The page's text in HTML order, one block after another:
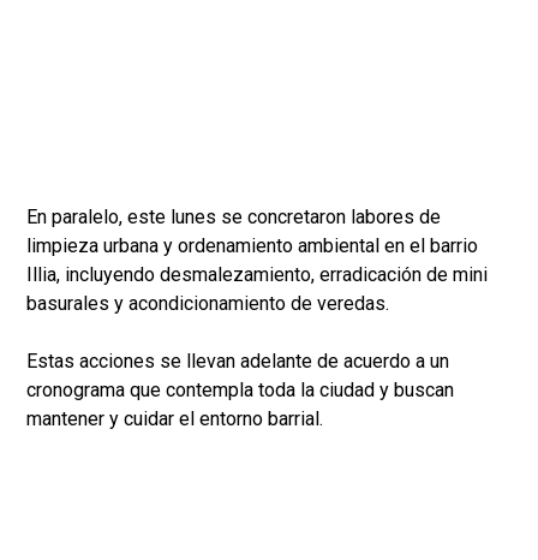
En paralelo, este lunes se concretaron labores de
limpieza urbana y ordenamiento ambiental en el barrio
Illia, incluyendo desmalezamiento, erradicación de mini
basurales y acondicionamiento de veredas.
Estas acciones se llevan adelante de acuerdo a un
cronograma que contempla toda la ciudad y buscan
mantener y cuidar el entorno barrial.